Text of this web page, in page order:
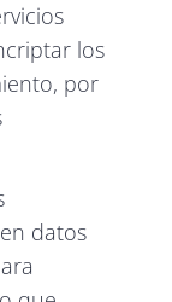
los
por
datos